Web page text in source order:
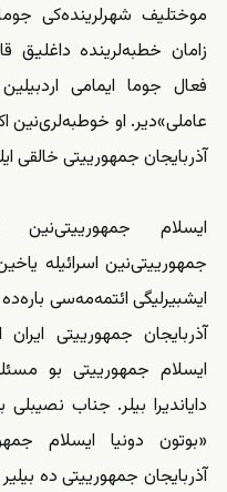
موختلیف شهرلرینده‌کی جوما
زامان خطبه‌‌‌لرینده داغلیق
فعال جوما ایمامی
عاملی»دیر. او خوطبه‌‌‌لری‌نین
آذربایجان جمهورییتی خالقی
ایسلام
جمهورییتی‌نین اسرائیله
ایشبیرلیگی ائتمه‌مه‌سی
آذربایجان جمهورییتی ایران
ایسلام جمهورییتی بو
دایاندیرا بیلر. جناب نصیبلی
«بوتون دونیا ایسلام
آذربایجان جمهورییتی ده